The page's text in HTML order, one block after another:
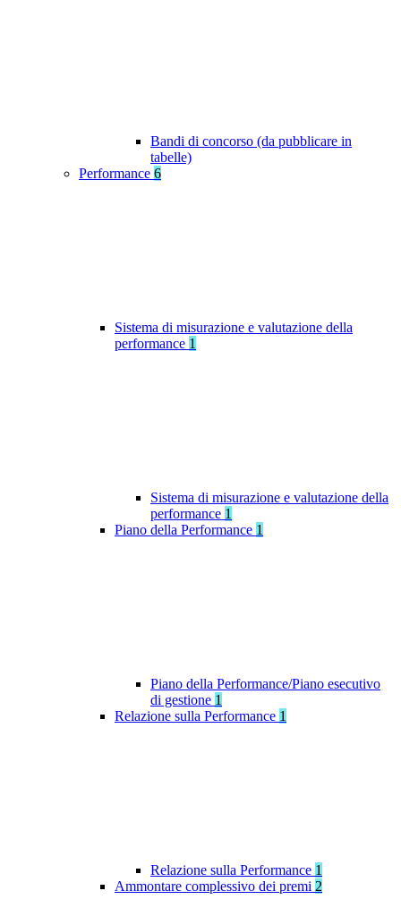
Bandi di concorso (da pubblicare in
tabelle)
Performance 6
Sistema di misurazione e valutazione della
performance 1
Sistema di misurazione e valutazione della
performance 1
Piano della Performance 1
Piano della Performance/Piano esecutivo
di gestione 1
Relazione sulla Performance 1
Relazione sulla Performance 1
Ammontare complessivo dei premi 2